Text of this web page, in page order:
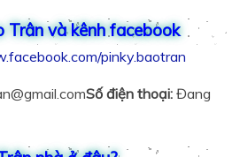
Trân và kênh facebook
pinky.baotran
Số điện thoại: Đang